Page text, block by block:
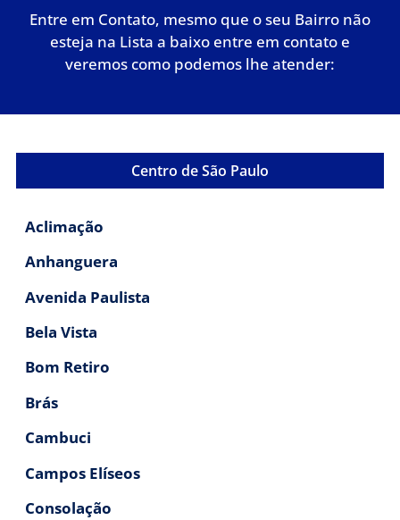
Entre em Contato, mesmo que o seu Bairro não
esteja na Lista a baixo entre em contato e
veremos como podemos lhe atender:
Centro de São Paulo
Aclimação
Anhanguera
Avenida Paulista
Bela Vista
Bom Retiro
Brás
Cambuci
Campos Elíseos
Consolação